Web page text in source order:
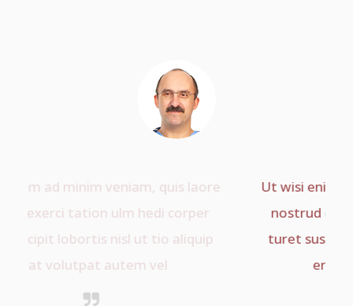
Ut wisi enim ad minim veniam, quis laore
nostrud exerci tation ulm hedi corper
turet suscipit lobortis nisl ut tio aliquip
erat volutpat autem vel